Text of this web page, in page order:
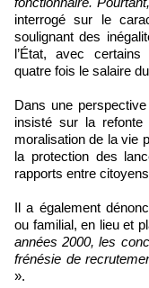
interrogé sur le
soulignant des
l’État, avec
quatre fois le salaire
Dans une
insisté sur la
moralisation de la vie
la protection des
rapports entre
Il a également
ou familial, en lieu et
années 2000, les
frénésie de
».